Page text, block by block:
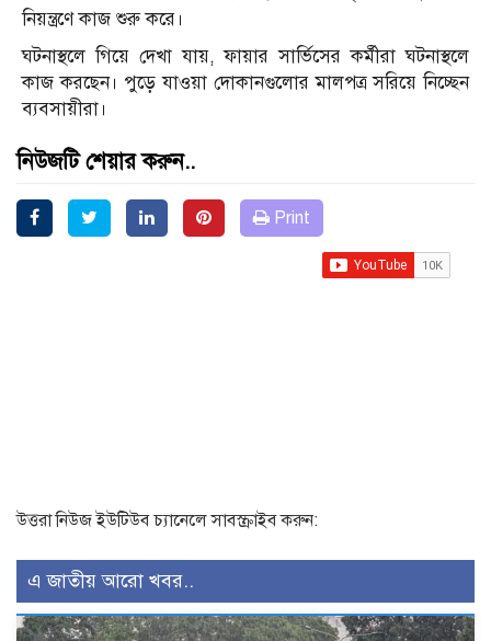
নিয়ন্ত্রণে কাজ শুরু করে।
ঘটনাস্থলে গিয়ে দেখা যায়, ফায়ার সার্ভিসের কর্মীরা ঘটনাস্থলে
কাজ করছেন। পুড়ে যাওয়া দোকানগুলোর মালপত্র সরিয়ে নিচ্ছেন
ব্যবসায়ীরা।
নিউজটি শেয়ার করুন..
Print
উত্তরা নিউজ ইউটিউব চ্যানেলে সাবস্ক্রাইব করুন:
এ জাতীয় আরো খবর..